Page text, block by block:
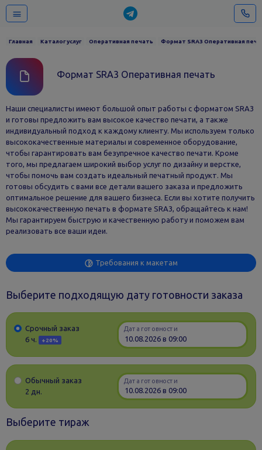
Главная Каталог услуг Оперативная печать Формат SRA3 Оперативная
Формат SRA3 Оперативная печать
Наши специалисты имеют большой опыт работы с форматом SRA3
и готовы предложить вам высокое качество печати, а также
индивидуальный подход к каждому клиенту. Мы используем только
высококачественные материалы и современное оборудование,
чтобы гарантировать вам безупречное качество печати. Кроме
того, мы предлагаем широкий выбор услуг по дизайну и верстке,
чтобы помочь вам создать идеальный печатный продукт. Мы
готовы обсудить с вами все детали вашего заказа и предложить
оптимальное решение для вашего бизнеса. Если вы хотите получить
высококачественную печать в формате SRA3, обращайтесь к нам!
Мы гарантируем быструю и качественную работу и поможем вам
реализовать все ваши идеи.
Требования к макетам
Выберите подходящую дату готовности заказа
Срочный заказ
6 ч.
+20%
Дата готовности
Обычный заказ
2 дн.
Дата готовности
Выберите тираж